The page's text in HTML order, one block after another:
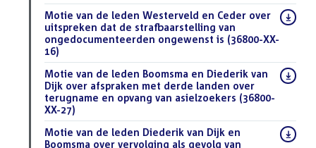
Download
bestand:
Motie van de leden Westerveld en Ceder over
uitspreken dat de strafbaarstelling van
ongedocumenteerden ongewenst is (36800-XX-
16)
Download
bestand:
Motie van de leden Boomsma en Diederik van
Dijk over afspraken met derde landen over
terugname en opvang van asielzoekers (36800-
XX-27)
Download
bestand:
Motie van de leden Diederik van Dijk en
Boomsma over vervolging als gevolg van